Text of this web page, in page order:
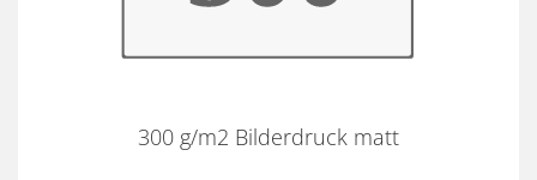
300 g/m2 Bilderdruck matt